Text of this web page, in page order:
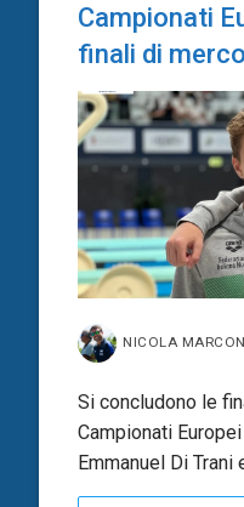
Campionati
finali di
NICOLA
Si concludono le
Campionati
Emmanuel Di